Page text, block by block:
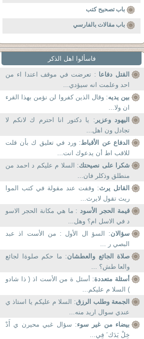
باب تصحيح كتب
باب مقالات بالفارسي
فاسألوا اهل الذكر
القتل دفاعا : تعرضت في موقف اعتدا اء من
احد وعلمت انه سيؤدي...
بين يديه: وقال الذين كفروا لن نؤمن بهذا القرء
ان ولا...
اليهود وعزير : يا دكتور انا احترم ك لانكم لا
تجادل ون اهل...
الدفاع عن الأقباط: ورد في تعليق ك بأن قلت
للاقب اط أن يدعوك انت...
شكرا على نصيحتك: السلا م عليكم د احمد من
منطلق وذكلر فان...
القاتل يرث: وقفت عند مقولة في كتب الموا
ريث تقول لايرث...
قيمة الحجر الأسود : ما هي مكانة الحجر الاسو
د في الاسل ام؟ وهل...
سؤالان: السؤ ال الأول : من الأست اذ عبد
البصي ر ...
صلاة الجائع والعطشان: ما حكم صلوةا لجائع
والعا طش؟ ...
أسئلة متعددة: أسئل ة من الأست اذ ( ذا شادو
) السلا م عليكم...
الجمعة وطلب الرزق: السلا م عليكم يا استاذ ي
عندي سوال اريد منه...
بيضاء من غير سوء: سؤال غبي محيرن ي أَدْ
خِلْ يَدَك َ فِي...